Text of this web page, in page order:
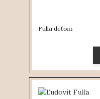
Fulla deťom